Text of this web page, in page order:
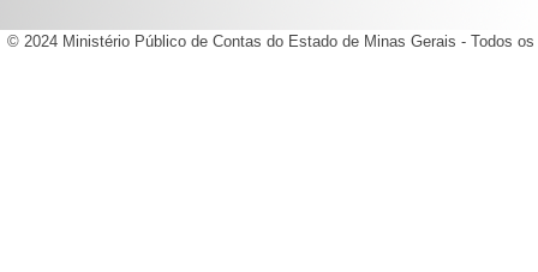
© 2024 Ministério Público de Contas do Estado de Minas Gerais - Todos